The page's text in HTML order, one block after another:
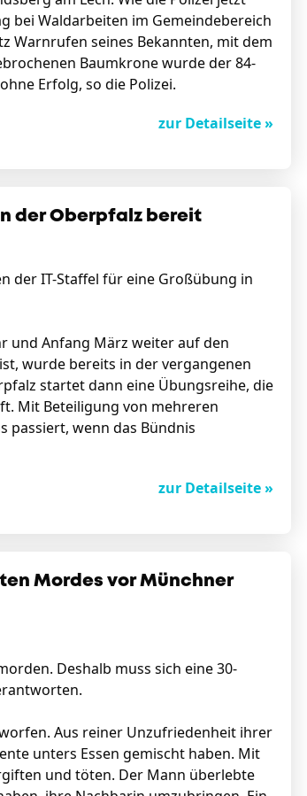
bei Waldarbeiten im Gemeindebereich
Warnrufen seines Bekannten, mit dem
Baumkrone wurde der 84-
Erfolg, so die Polizei.
zur Detailseite »
der Oberpfalz bereit
der IT-Staffel für eine Großübung in
und Anfang März weiter auf den
wurde bereits in der vergangenen
startet dann eine Übungsreihe, die
Mit Beteiligung von mehreren
passiert, wenn das Bündnis
zur Detailseite »
Mordes vor Münchner
Deshalb muss sich eine 30-
Aus reiner Unzufriedenheit ihrer
unters Essen gemischt haben. Mit
und töten. Der Mann überlebte